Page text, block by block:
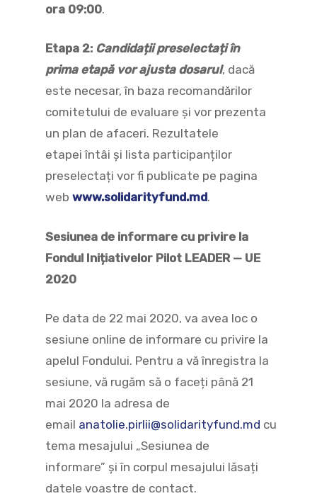
ora 09:00.
Etapa 2: Candidații preselectați în
prima etapă vor ajusta dosarul, dacă
este necesar, în baza recomandărilor
comitetului de evaluare și vor prezenta
un plan de afaceri. Rezultatele
etapei întâi și lista participanților
preselectați vor fi publicate pe pagina
webwww.solidarityfund.md.
Sesiunea de informare cu privire la
Fondul Inițiativelor Pilot LEADER — UE
2020
Pe data de 22 mai 2020, va avea loc o
sesiune online de informare cu privire la
apelul Fondului. Pentru a vă înregistra la
sesiune, vă rugăm să o faceți până 21
mai 2020 la adresa de
email anatolie.pirlii@solidarityfund.md cu
tema mesajului „Sesiunea de
informare” și în corpul mesajului lăsați
datele voastre de contact.